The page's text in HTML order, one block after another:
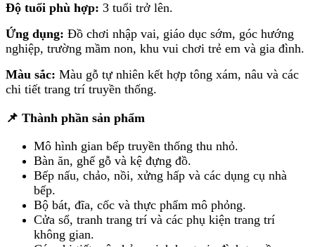
Độ tuổi phù hợp: 3 tuổi trở lên.
Ứng dụng: Đồ chơi nhập vai, giáo dục sớm, góc hướng
nghiệp, trường mầm non, khu vui chơi trẻ em và gia đình.
Màu sắc: Màu gỗ tự nhiên kết hợp tông xám, nâu và các
chi tiết trang trí truyền thống.
📌 Thành phần sản phẩm
Mô hình gian bếp truyền thống thu nhỏ.
Bàn ăn, ghế gỗ và kệ đựng đồ.
Bếp nấu, chảo, nồi, xửng hấp và các dụng cụ nhà
bếp.
Bộ bát, đĩa, cốc và thực phẩm mô phỏng.
Cửa sổ, tranh trang trí và các phụ kiện trang trí
không gian.